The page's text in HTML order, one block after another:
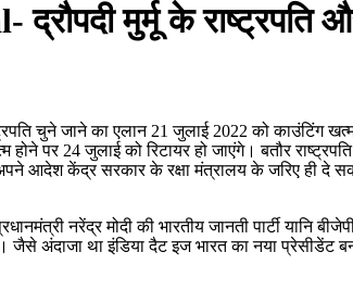
मुर्मू के
चुने जाने का एलान 21 जुलाई 2022 को
पर 24 जुलाई को रिटायर हो जाएंगे। बतौर
आदेश केंद्र सरकार के रक्षा मंत्रालय के जरिए ही दे
नरेंद्र मोदी की भारतीय जानती पार्टी यानि
जैसे अंदाजा था इंडिया दैट इज भारत का नया